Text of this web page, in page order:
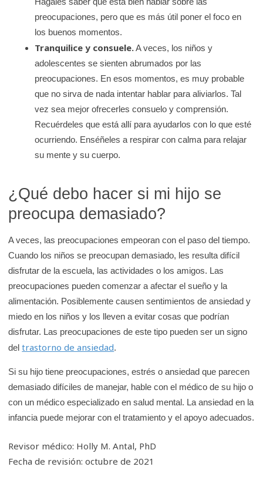
preocupaciones, pero que es más útil poner el foco en
los buenos momentos.
Tranquilice y consuele.A veces, los niños y
adolescentes se sienten abrumados por las
preocupaciones. En esos momentos, es muy probable
que no sirva de nada intentar hablar para aliviarlos. Tal
vez sea mejor ofrecerles consuelo y comprensión.
Recuérdeles que está allí para ayudarlos con lo que esté
ocurriendo. Enséñeles a respirar con calma para relajar
su mente y su cuerpo.
¿Qué debo hacer si mi hijo se
preocupa demasiado?
A veces, las preocupaciones empeoran con el paso del tiempo.
Cuando los niños se preocupan demasiado, les resulta difícil
disfrutar de la escuela, las actividades o los amigos. Las
preocupaciones pueden comenzar a afectar el sueño y la
alimentación. Posiblemente causen sentimientos de ansiedad y
miedo en los niños y los lleven a evitar cosas que podrían
disfrutar. Las preocupaciones de este tipo pueden ser un signo
deltrastorno de ansiedad.
Si su hijo tiene preocupaciones, estrés o ansiedad que parecen
demasiado difíciles de manejar, hable con el médico de su hijo o
con un médico especializado en salud mental. La ansiedad en la
infancia puede mejorar con el tratamiento y el apoyo adecuados.
Revisor médico: Holly M. Antal, PhD
Fecha de revisión: octubre de 2021